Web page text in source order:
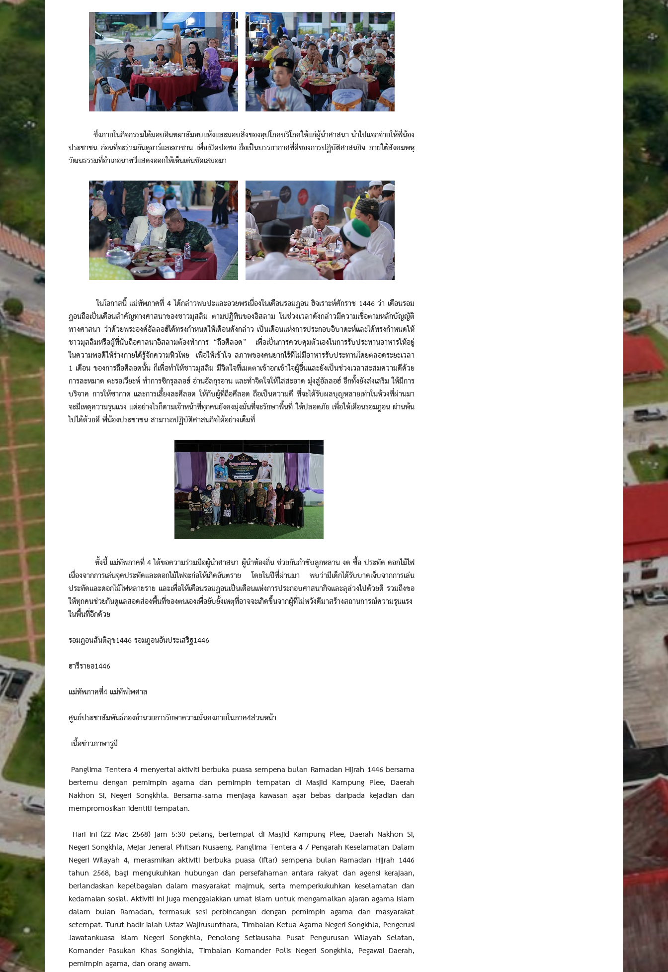
ซึ่งภายในกิจกรรมได้มอบอินทผาลัมอบแห้งและมอบสิ่งของอุปโภคบริโภคให้แก่ผู้นำศาสนา นำไปแจกจ่ายให้พี่น้อง
ประชาชน ก่อนที่จะร่วมกันดูอาร์และอาซาน เพื่อเปิดปอซอ ถือเป็นบรรยากาศที่ดีของการปฏิบัติศาสนกิจ ภายใต้สังคมพหุ
วัฒนธรรมที่อำเภอนาทวีแสดงออกให้เห็นเด่นชัดเสมอมา
ในโอกาสนี้ แม่ทัพภาคที่ 4 ได้กล่าวพบปะและอวยพรเนื่องในเดือนรอมฎอน ฮิจเราะห์ศักราช 1446 ว่า เดือนรอม
ฎอนถือเป็นเดือนสำคัญทางศาสนาของชาวมุสลิม ตามปฏิทินของอิสลาม ในช่วงเวลาดังกล่าวมีความเชื่อตามหลักบัญญัติ
ทางศาสนา ว่าด้วยพระองค์อัลลอฮ์ได้ทรงกำหนดให้เดือนดังกล่าว เป็นเดือนแห่งการประกอบอิบาดะห์และได้ทรงกำหนดให้
ชาวมุสลิมหรือผู้ที่นับถือศาสนาอิสลามต้องทำการ “ถือศีลอด” เพื่อเป็นการควบคุมตัวเองในการรับประทานอาหารให้อยู่
ในความพอดีให้ร่างกายได้รู้จักความหิวโหย เพื่อให้เข้าใจ สภาพของคนยากไร้ที่ไม่มีอาหารรับประทานโดยตลอดระยะเวลา
1 เดือน ของการถือศีลอดนั้น ก็เพื่อทำให้ชาวมุสลิม มีจิตใจที่เมตตาเข้าอกเข้าใจผู้อื่นและยังเป็นช่วงเวลาสะสมความดีด้วย
การละหมาด ตะรอเวียะห์ ทำการซิกรุลลอฮ์ อ่านอัลกุรอาน และทำจิตใจให้ใสสะอาด มุ่งสู่อัลลอฮ์ อีกทั้งยังส่งเสริม ให้มีการ
บริจาค การให้ซากาต และการเลี้ยงละศีลอด ให้กับผู้ที่ถือศีลอด ถือเป็นความดี ที่จะได้รับผลบุญหลายเท่าในห้วงที่ผ่านมา
จะมีเหตุความรุนแรง แต่อย่างไรก็ตามเจ้าหน้าที่ทุกคนยังคงมุ่งมั่นที่จะรักษาพื้นที่ ให้ปลอดภัย เพื่อให้เดือนรอมฎอน ผ่านพ้น
ไปได้ด้วยดี พี่น้องประชาชน สามารถปฏิบัติศาสนกิจได้อย่างเต็มที่
ทั้งนี้ แม่ทัพภาคที่ 4 ได้ขอความร่วมมือผู้นำศาสนา ผู้นำท้องถิ่น ช่วยกันกำชับลูกหลาน งด ซื้อ ประทัด ดอกไม้ไฟ
เนื่องจากการเล่นจุดประทัดและดอกไม้ไฟจะก่อให้เกิดอันตราย โดยในปีที่ผ่านมา พบว่ามีเด็กได้รับบาดเจ็บจากการเล่น
ประทัดและดอกไม้ไฟหลายราย และเพื่อให้เดือนรอมฎอนเป็นเดือนแห่งการประกอบศาสนากิจและลุล่วงไปด้วยดี รวมถึงขอ
ให้ทุกคนช่วยกันดูแลสอดส่องพื้นที่ของตนเองเพื่อยับยั้งเหตุที่อาจจะเกิดขึ้นจากผู้ที่ไม่หวังดีมาสร้างสถานการณ์ความรุนแรง
ในพื้นที่อีกด้วย
รอมฎอนสันติสุข1446 รอมฎอนอันประเสริฐ1446
ฮารีรายอ1446
แม่ทัพภาคที่4 แม่ทัพไพศาล
ศูนย์ประชาสัมพันธ์กองอำนวยการรักษาความมั่นคงภายในภาค4ส่วนหน้า
เนื้อข่าวภาษารูมี
Panglima Tentera 4 menyertai aktiviti berbuka puasa sempena bulan Ramadan Hijrah 1446 bersama
bertemu dengan pemimpin agama dan pemimpin tempatan di Masjid Kampung Plee, Daerah
Nakhon Si, Negeri Songkhla. Bersama-sama menjaga kawasan agar bebas daripada kejadian dan
mempromosikan identiti tempatan.
Hari ini (22 Mac 2568) jam 5:30 petang, bertempat di Masjid Kampung Plee, Daerah Nakhon Si,
Negeri Songkhla, Mejar Jeneral Phitsan Nusaeng, Panglima Tentera 4 / Pengarah Keselamatan Dalam
Negeri Wilayah 4, merasmikan aktiviti berbuka puasa (iftar) sempena bulan Ramadan Hijrah 1446
tahun 2568, bagi mengukuhkan hubungan dan persefahaman antara rakyat dan agensi kerajaan,
berlandaskan kepelbagaian dalam masyarakat majmuk, serta memperkukuhkan keselamatan dan
kedamaian sosial. Aktiviti ini juga menggalakkan umat Islam untuk mengamalkan ajaran agama Islam
dalam bulan Ramadan, termasuk sesi perbincangan dengan pemimpin agama dan masyarakat
setempat. Turut hadir ialah Ustaz Wajirusunthara, Timbalan Ketua Agama Negeri Songkhla, Pengerusi
Jawatankuasa Islam Negeri Songkhla, Penolong Setiausaha Pusat Pengurusan Wilayah Selatan,
Komander Pasukan Khas Songkhla, Timbalan Komander Polis Negeri Songkhla, Pegawai Daerah,
pemimpin agama, dan orang awam.